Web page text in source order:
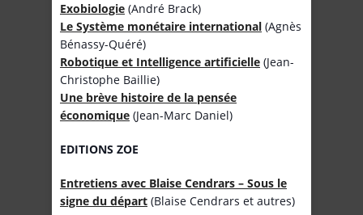
Exobiologie (André Brack)
Le Système monétaire international (Agnès
Bénassy-Quéré)
Robotique et Intelligence artificielle (Jean-
Christophe Baillie)
Une brève histoire de la pensée
économique (Jean-Marc Daniel)
EDITIONS ZOE
Entretiens avec Blaise Cendrars – Sous le
signe du départ (Blaise Cendrars et autres)